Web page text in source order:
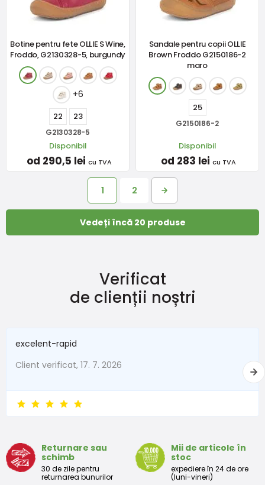
Botine pentru fete OLLIE S Wine,
Froddo, G2130328-5, burgundy
+6
22 23
G2130328-5
Disponibil
od 290,5 lei cu TVA
Sandale pentru copii OLLIE
Brown Froddo G2150186-2
maro
25
G2150186-2
Disponibil
od 283 lei cu TVA
1 2
Vedeți încă 20 produse
Verificat
de clienții noștri
excelent-rapid
Client verificat, 17. 7. 2026
Returnare sau
schimb
30 de zile pentru
returnarea bunurilor
Mii de articole în
stoc
expediere în 24 de ore
(luni-vineri)